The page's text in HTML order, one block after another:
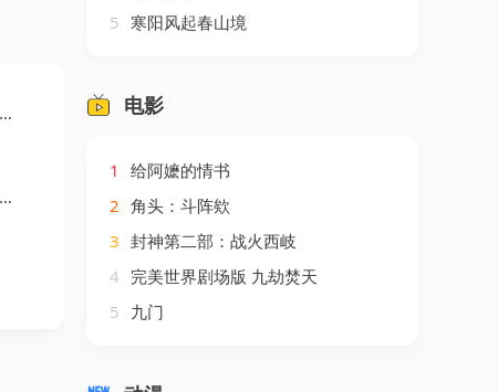
5 寒阳风起春山境
电影
1
给阿嬷的情书
2 角头：斗阵欸
3 封神第二部：战火西岐
4 完美世界剧场版 九劫焚天
5 九门